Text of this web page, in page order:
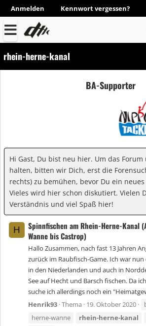
Anmelden Kennwort vergessen?
rhein-herne-kanal
BA-Supporter
Hi Gast, Du bist neu hier. Um das
halten, bitten wir Dich, erst die
rechts) zu bemühen, bevor Du ein
Vieles wird hier schon diskutiert. Vielen
Verständnis und viel Spaß hier!
H
Spinnfischen am Rhein-Herne-Kanal
Wanne bis Castrop)
Hallo Zusammen, nach fast 13 Jahren
zurück im Raubfisch-Game. Ich war
in den Niederlanden und auch in
See auf Hecht und Barsch fischen. Da
suche ich allerdings noch ein
Henrik93 Thema 19. Oktober 2020
herne-wanne
rhein-herne-kanal